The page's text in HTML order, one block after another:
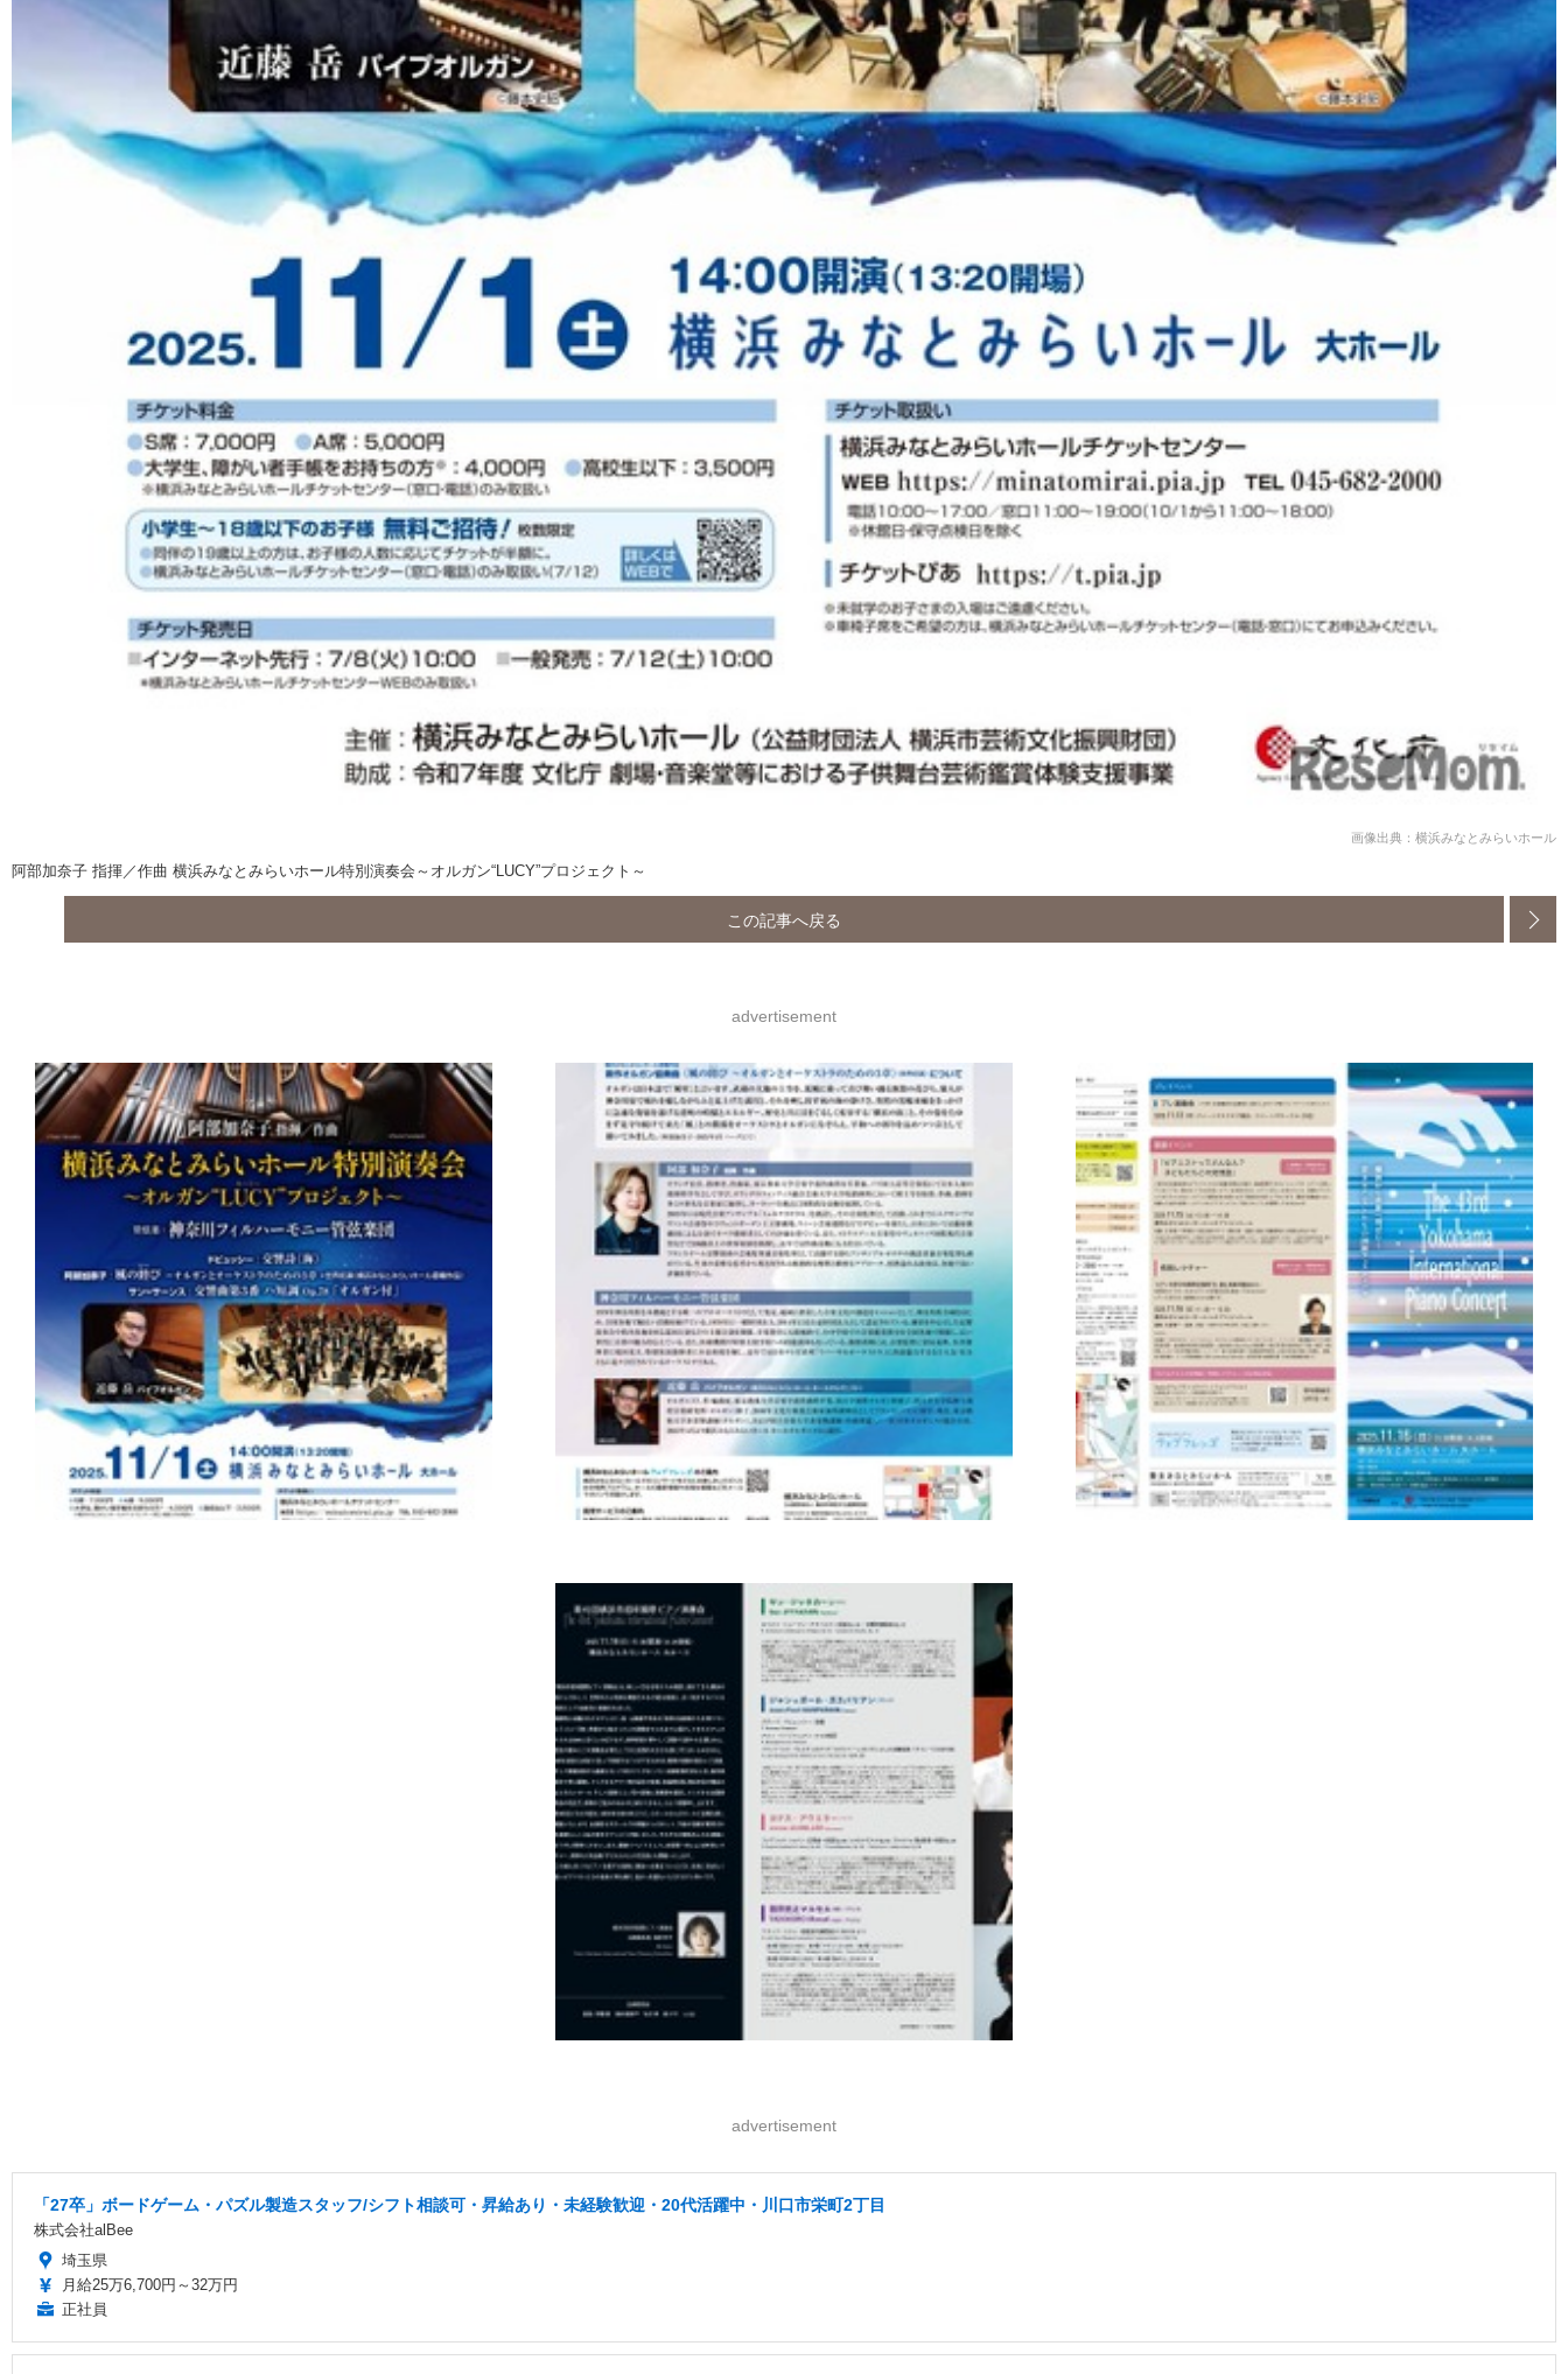
画像出典：横浜みなとみらいホール
阿部加奈子 指揮／作曲 横浜みなとみらいホール特別演奏会～オルガン“LUCY”プロジェクト～
この記事へ戻る
advertisement
advertisement
「27卒」ボードゲーム・パズル製造スタッフ/シフト相談可・昇給あり・未経験歓迎・20代活躍中・川口市栄町2丁目
株式会社alBee
埼玉県
月給25万6,700円～32万円
正社員